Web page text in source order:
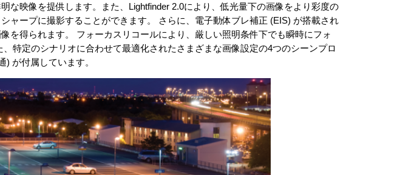
な映像を提供します。また、Lightfinder 2.0により、低光量下の画像をより彩度の
ャープに撮影することができます。 さらに、電子動体ブレ補正 (EIS) が搭載され
を得られます。 フォーカスリコールにより、厳しい照明条件下でも瞬時にフォ
特定のシナリオに合わせて最適化されたさまざまな画像設定の4つのシーンプロ
が付属しています。